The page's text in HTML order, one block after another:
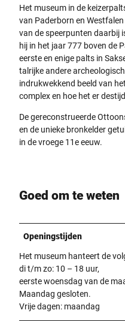
Het museum in de
van Paderborn en
van de speerpunten daarbij
hij in het jaar 777 boven de
eerste en enige palts in
talrijke andere
indrukwekkend beeld van
complex en hoe het er
De gereconstrueerde
en de unieke bronkelder
in de vroege 11e eeuw.
Goed om te weten
Openingstijden
Het museum hanteert de
di t/m zo: 10 – 18 uur,
eerste woensdag van de
Maandag gesloten.
Vrije dagen: maandag